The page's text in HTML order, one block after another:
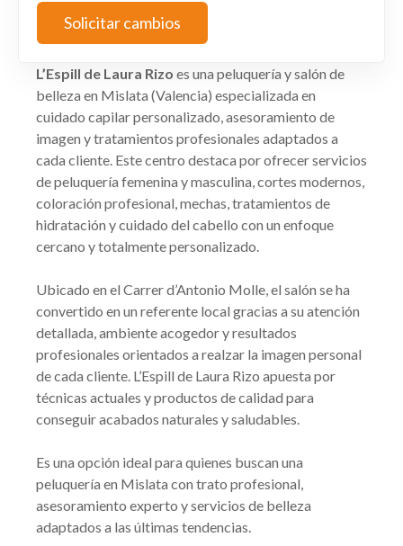
Solicitar cambios
L’Espill de Laura Rizo es una peluquería y salón de
belleza en Mislata (Valencia) especializada en
cuidado capilar personalizado, asesoramiento de
imagen y tratamientos profesionales adaptados a
cada cliente. Este centro destaca por ofrecer servicios
de peluquería femenina y masculina, cortes modernos,
coloración profesional, mechas, tratamientos de
hidratación y cuidado del cabello con un enfoque
cercano y totalmente personalizado.
Ubicado en el Carrer d’Antonio Molle, el salón se ha
convertido en un referente local gracias a su atención
detallada, ambiente acogedor y resultados
profesionales orientados a realzar la imagen personal
de cada cliente. L’Espill de Laura Rizo apuesta por
técnicas actuales y productos de calidad para
conseguir acabados naturales y saludables.
Es una opción ideal para quienes buscan una
peluquería en Mislata con trato profesional,
asesoramiento experto y servicios de belleza
adaptados a las últimas tendencias.